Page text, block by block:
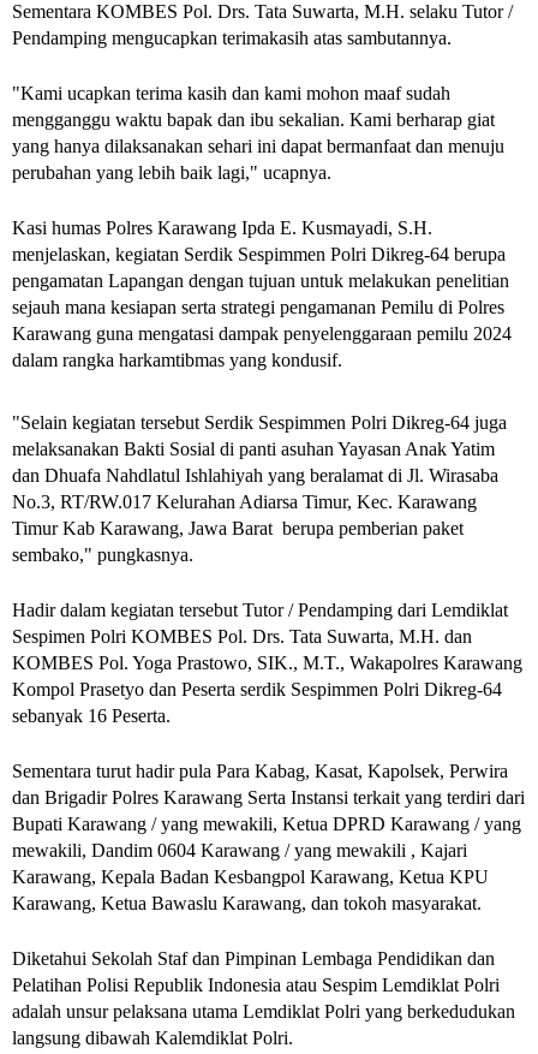
Sementara KOMBES Pol. Drs. Tata Suwarta, M.H. selaku Tutor /
Pendamping mengucapkan terimakasih atas sambutannya.
"Kami ucapkan terima kasih dan kami mohon maaf sudah
mengganggu waktu bapak dan ibu sekalian. Kami berharap giat
yang hanya dilaksanakan sehari ini dapat bermanfaat dan menuju
perubahan yang lebih baik lagi," ucapnya.
Kasi humas Polres Karawang Ipda E. Kusmayadi, S.H.
menjelaskan, kegiatan Serdik Sespimmen Polri Dikreg-64 berupa
pengamatan Lapangan dengan tujuan untuk melakukan penelitian
sejauh mana kesiapan serta strategi pengamanan Pemilu di Polres
Karawang guna mengatasi dampak penyelenggaraan pemilu 2024
dalam rangka harkamtibmas yang kondusif.
"Selain kegiatan tersebut Serdik Sespimmen Polri Dikreg-64 juga
melaksanakan Bakti Sosial di panti asuhan Yayasan Anak Yatim
dan Dhuafa Nahdlatul Ishlahiyah yang beralamat di Jl. Wirasaba
No.3, RT/RW.017 Kelurahan Adiarsa Timur, Kec. Karawang
Timur Kab Karawang, Jawa Barat berupa pemberian paket
sembako," pungkasnya.
Hadir dalam kegiatan tersebut Tutor / Pendamping dari Lemdiklat
Sespimen Polri KOMBES Pol. Drs. Tata Suwarta, M.H. dan
KOMBES Pol. Yoga Prastowo, SIK., M.T., Wakapolres Karawang
Kompol Prasetyo dan Peserta serdik Sespimmen Polri Dikreg-64
sebanyak 16 Peserta.
Sementara turut hadir pula Para Kabag, Kasat, Kapolsek, Perwira
dan Brigadir Polres Karawang Serta Instansi terkait yang terdiri dari
Bupati Karawang / yang mewakili, Ketua DPRD Karawang / yang
mewakili, Dandim 0604 Karawang / yang mewakili , Kajari
Karawang, Kepala Badan Kesbangpol Karawang, Ketua KPU
Karawang, Ketua Bawaslu Karawang, dan tokoh masyarakat.
Diketahui Sekolah Staf dan Pimpinan Lembaga Pendidikan dan
Pelatihan Polisi Republik Indonesia atau Sespim Lemdiklat Polri
adalah unsur pelaksana utama Lemdiklat Polri yang berkedudukan
langsung dibawah Kalemdiklat Polri.